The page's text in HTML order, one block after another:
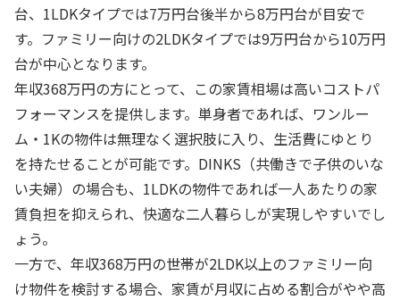
台、1LDKタイプでは7万円台後半から8万円台が目安で
す。ファミリー向けの2LDKタイプでは9万円台から10万円
台が中心となります。
年収368万円の方にとって、この家賃相場は高いコストパ
フォーマンスを提供します。単身者であれば、ワンルー
ム・1Kの物件は無理なく選択肢に入り、生活費にゆとり
を持たせることが可能です。DINKS（共働きで子供のいな
い夫婦）の場合も、1LDKの物件であれば一人あたりの家
賃負担を抑えられ、快適な二人暮らしが実現しやすいでし
ょう。
一方で、年収368万円の世帯が2LDK以上のファミリー向
け物件を検討する場合、家賃が月収に占める割合がやや高